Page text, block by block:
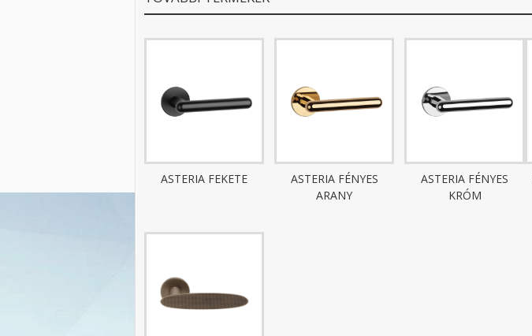
ASTERIA FEKETE
ASTERIA FÉNYES
ARANY
ASTERIA FÉNYES
KRÓM